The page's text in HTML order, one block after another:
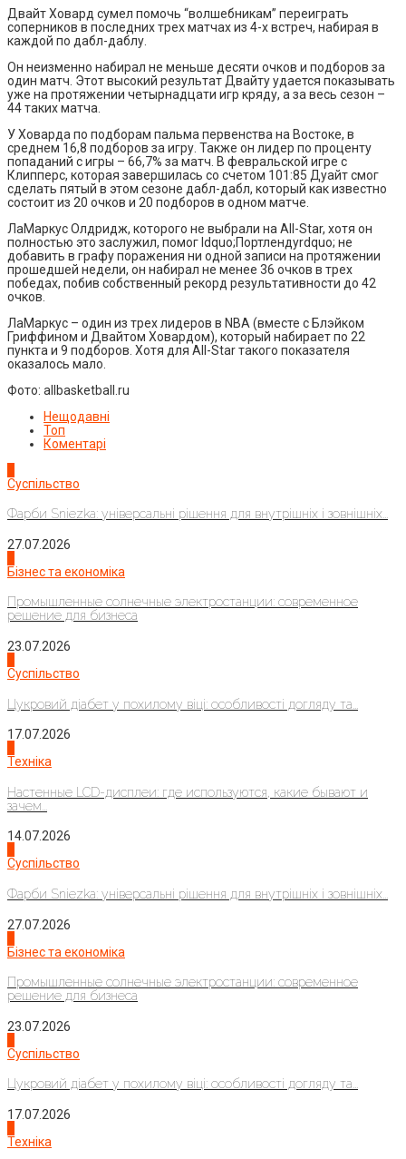
Двайт Ховард сумел помочь “волшебникам” переиграть
соперников в последних трех матчах из 4-х встреч, набирая в
каждой по дабл-даблу.
Он неизменно набирал не меньше десяти очков и подборов за
один матч. Этот высокий результат Двайту удается показывать
уже на протяжении четырнадцати игр кряду, а за весь сезон –
44 таких матча.
У Ховарда по подборам пальма первенства на Востоке, в
среднем 16,8 подборов за игру. Также он лидер по проценту
попаданий с игры – 66,7% за матч. В февральской игре с
Клипперс, которая завершилась со счетом 101:85 Дуайт смог
сделать пятый в этом сезоне дабл-дабл, который как известно
состоит из 20 очков и 20 подборов в одном матче.
ЛаМаркус Олдридж, которого не выбрали на All-Star, хотя он
полностью это заслужил, помог ldquo;Портлендуrdquo; не
добавить в графу поражения ни одной записи на протяжении
прошедшей недели, он набирал не менее 36 очков в трех
победах, побив собственный рекорд результативности до 42
очков.
ЛаМаркус – один из трех лидеров в NBA (вместе с Блэйком
Гриффином и Двайтом Ховардом), который набирает по 22
пункта и 9 подборов. Хотя для All-Star такого показателя
оказалось мало.
Фото: allbasketball.ru
Нещодавні
Топ
Коментарі
Суспільство
Фарби Sniezka: універсальні рішення для внутрішніх і зовнішніх...
27.07.2026
Бізнес та економіка
Промышленные солнечные электростанции: современное
решение для бизнеса
23.07.2026
Суспільство
Цукровий діабет у похилому віці: особливості догляду та...
17.07.2026
Техніка
Настенные LCD-дисплеи: где используются, какие бывают и
зачем...
14.07.2026
Суспільство
Фарби Sniezka: універсальні рішення для внутрішніх і зовнішніх...
27.07.2026
Бізнес та економіка
Промышленные солнечные электростанции: современное
решение для бизнеса
23.07.2026
Суспільство
Цукровий діабет у похилому віці: особливості догляду та...
17.07.2026
Техніка